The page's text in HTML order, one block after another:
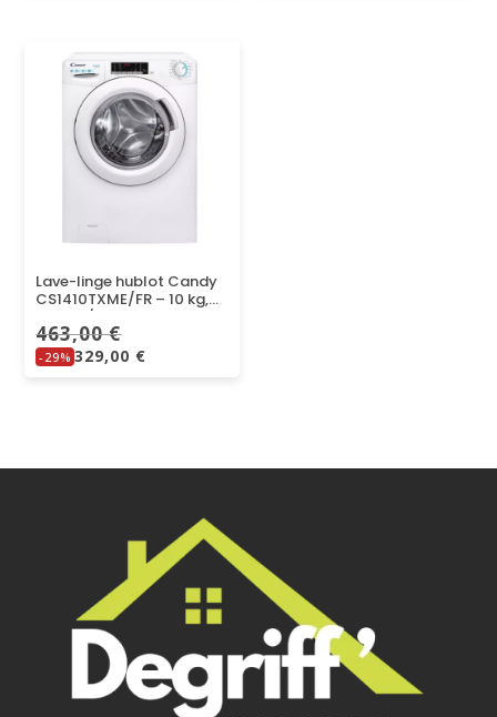
Lave-linge hublot Candy
CS1410TXME/FR – 10 kg,
1400 tr/min – Blanc
463,00€
-29% 329,00 €